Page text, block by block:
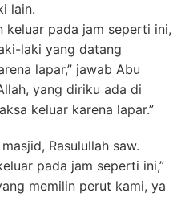
lain.
keluar pada jam seperti ini,
laki yang datang
lapar,” jawab Abu
yang diriku ada di
keluar karena lapar.”
Rasulullah saw.
pada jam seperti ini,”
memilin perut kami, ya